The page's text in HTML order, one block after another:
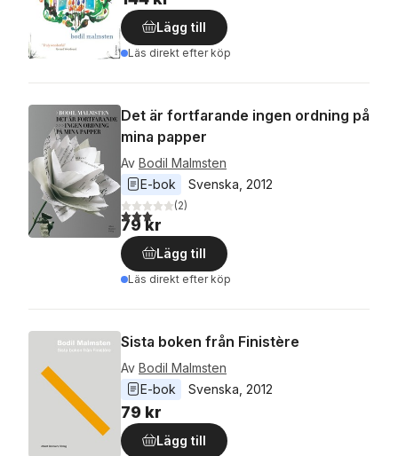
Lägg till
Läs direkt efter köp
Det är fortfarande ingen ordning på
mina papper
Av Bodil Malmsten
E-bok
Svenska 2012
3,0utav 5 stjärnor. Totalt antal röster:
(2)
79 kr
Lägg till
Läs direkt efter köp
Sista boken från Finistère
Av Bodil Malmsten
E-bok
Svenska 2012
79 kr
Lägg till